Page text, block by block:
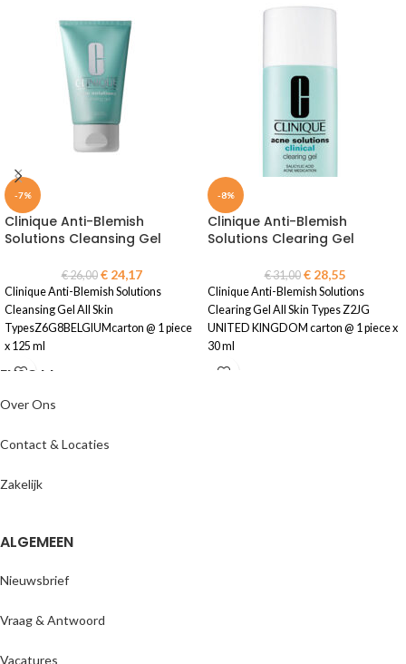
-7%
Clinique Anti-Blemish
Solutions Cleansing Gel
€26,00 €24,17
Clinique Anti-Blemish Solutions
Cleansing Gel All Skin
TypesZ6G8BELGIUMcarton @ 1 piece
x 125 ml
-8%
Clinique Anti-Blemish
Solutions Clearing Gel
€31,00 €28,55
Clinique Anti-Blemish Solutions
Clearing Gel All Skin Types Z2JG
UNITED KINGDOM carton @ 1 piece x
30 ml
ENJOYY
Over Ons
Contact & Locaties
Zakelijk
ALGEMEEN
Nieuwsbrief
Vraag & Antwoord
Vacatures